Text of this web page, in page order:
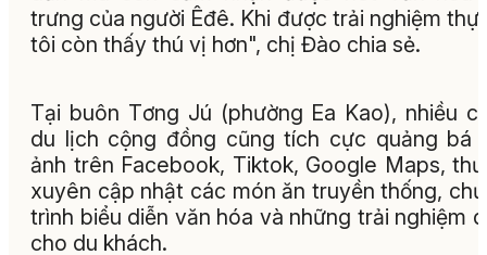
trưng của người Êđê. Khi được trải nghiệm
tôi còn thấy thú vị hơn", chị Đào chia sẻ.
Tại buôn Tơng Jú (phường Ea Kao), nhiều
du lịch cộng đồng cũng tích cực quảng bá
ảnh trên Facebook, Tiktok, Google Maps,
xuyên cập nhật các món ăn truyền thống,
trình biểu diễn văn hóa và những trải nghiệm
cho du khách.